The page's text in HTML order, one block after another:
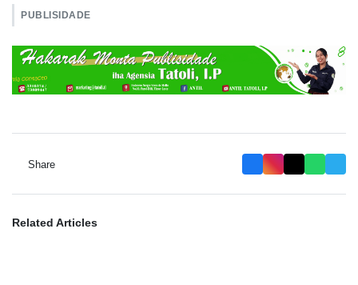
PUBLISIDADE
Share
Related Articles